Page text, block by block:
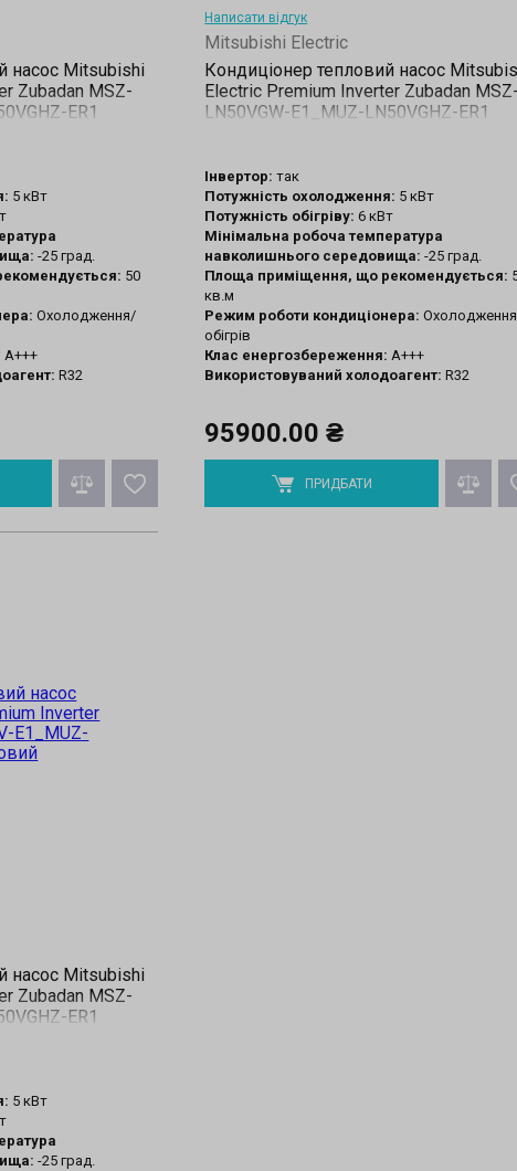
насос Mitsubishi
Zubadan MSZ-
ER1
5 кВт
-25 град.
50
Охолодження/
A+++
R32
Написати відгук
Mitsubishi Electric
Кондиціонер тепловий насос
Electric Premium Inverter Zubadan MSZ-
LN50VGW-E1_MUZ-LN50VGHZ-ER1
Інвертор: так
Потужність охолодження: 5 кВт
Потужність обігріву: 6 кВт
Мінімальна робоча температура
навколишнього середовища: -25 град.
Площа приміщення, що рекомендується:
кв.м
Режим роботи кондиціонера:
обігрів
Клас енергозбереження: A+++
Використовуваний холодоагент: R32
95900.00 ₴
ПРИДБАТИ
насос Mitsubishi
Zubadan MSZ-
ER1
5 кВт
-25 град.